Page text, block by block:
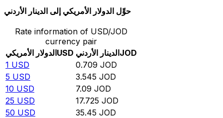
حوِّل الدولار الأمريكي إلى الدينار الأردني
Rate information of USD/JOD
currency pair
الدولار الأمريكيUSD الدينار الأردنيJOD
1 USD 0.709 JOD
5 USD 3.545 JOD
10 USD 7.09 JOD
25 USD 17.725 JOD
50 USD 35.45 JOD